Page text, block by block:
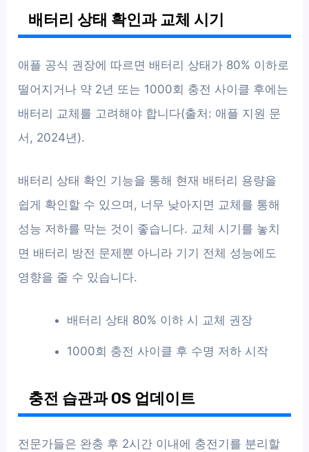
배터리 상태 확인과 교체 시기
애플 공식 권장에 따르면 배터리 상태가 80% 이하로
떨어지거나 약 2년 또는 1000회 충전 사이클 후에는
배터리 교체를 고려해야 합니다(출처: 애플 지원 문
서, 2024년).
배터리 상태 확인 기능을 통해 현재 배터리 용량을
쉽게 확인할 수 있으며, 너무 낮아지면 교체를 통해
성능 저하를 막는 것이 좋습니다. 교체 시기를 놓치
면 배터리 방전 문제뿐 아니라 기기 전체 성능에도
영향을 줄 수 있습니다.
배터리 상태 80% 이하 시 교체 권장
1000회 충전 사이클 후 수명 저하 시작
충전 습관과 OS 업데이트
전문가들은 완충 후 2시간 이내에 충전기를 분리할